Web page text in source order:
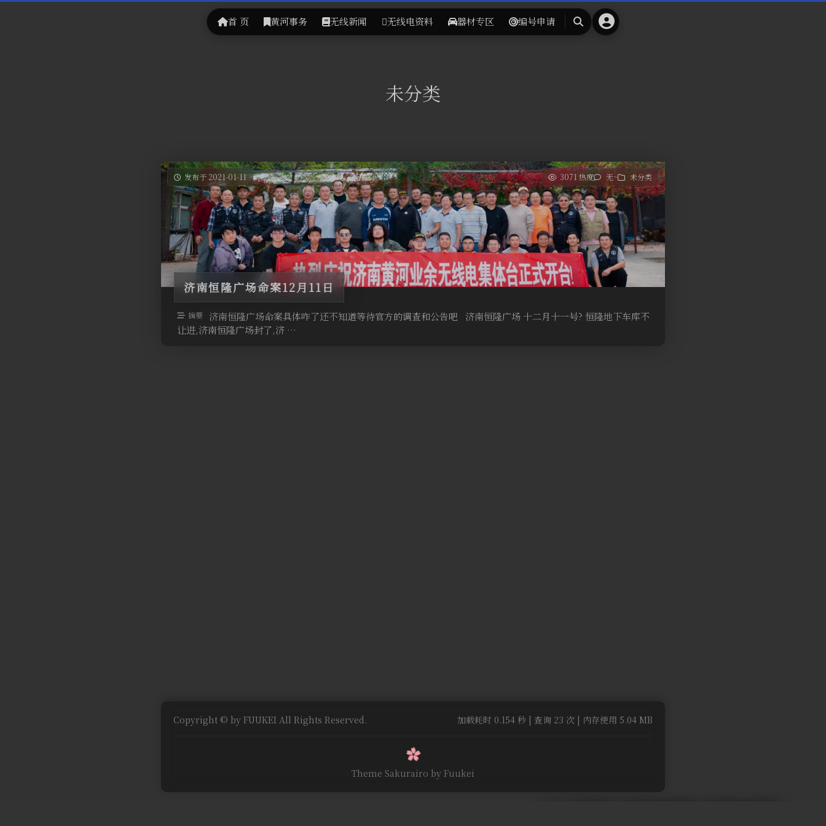
首 页 黄河事务 无线新闻 无线电资料 器材专区 编号申请
搜
未分类
发布于 2021-01-11 3071 热度 无~ 未分类
济南恒隆广场命案12月11日
摘要
济南恒隆广场命案具体咋了还不知道等待官方的调查和公告吧 济南恒隆广场 十二月十一号? 恒隆地下车库不
让进,济南恒隆广场封了,济 …
Copyright © by FUUKEI All Rights Reserved. 加载耗时 0.154 秒 | 查询 23 次 | 内存使用 5.04 MB
Theme Sakurairo by Fuukei